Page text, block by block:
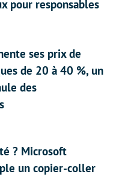
pour responsables
ses prix de
de 20 à 40 %, un
des
? Microsoft
un copier-coller